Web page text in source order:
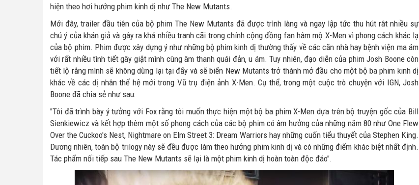
hiện theo hơi hướng phim kinh dị như The New Mutants.
Mới đây, trailer đầu tiên của bộ phim The New Mutants đã được trình làng và ngay lập tức thu hút rât nhiều sự
chú ý của khán giả và gây ra khá nhiều tranh cãi trong chính cộng đồng fan hâm mộ X-Men vì phong cách khác lạ
của bộ phim. Phim được xây dựng ý như những bộ phim kinh dị thường thấy về các căn nhà hay bệnh viện ma ám
với rất nhiều tình tiết gây giật mình cùng âm thanh quái đản, u ám. Tuy nhiên, đạo diễn của phim Josh Boone còn
tiết lộ rằng mình sẽ không dừng lại tại đấy và sẽ biến New Mutants trở thành mở đầu cho một bộ ba phim kinh dị
khác về các dị nhân thế hệ mới trong Vũ trụ điện ảnh X-Men. Cụ thể, trong một cuộc trò chuyện với IGN, Josh
Boone đã chia sẻ như sau:
"Tôi đã trình bày ý tưởng với Fox rằng tôi muốn thực hiện một bộ ba phim X-Men dựa trên bộ truyện gốc của Bill
Sienkiewicz và kết hợp thêm một số phong cách của các bộ phim có âm hưởng của những năm 80 như One Flew
Over the Cuckoo's Nest, Nightmare on Elm Street 3: Dream Warriors hay những cuốn tiểu thuyết của Stephen King.
Dương nhiên, toàn bộ trilogy này sẽ đều được làm theo hướng phim kinh dị và có những điểm khác biệt nhất định.
Tác phẩm nối tiếp sau The New Mutants sẽ lại là một phim kinh dị hoàn toàn độc đáo".